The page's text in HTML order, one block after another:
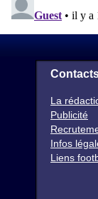
La
Publicité
Infos
Liens